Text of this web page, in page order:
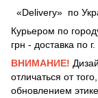
«Delivery» по
Курьером по
грн - доставка по
ВНИМАНИЕ!
отличаться от
обновлением